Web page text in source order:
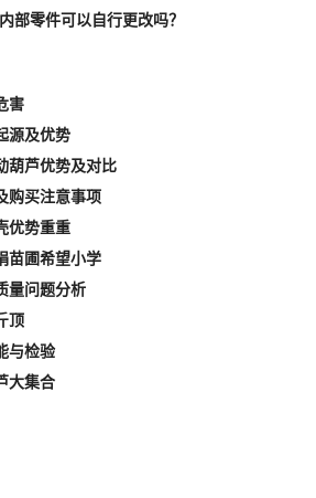
部零件可以自行更改吗？
害
源及优势
葫芦优势及对比
购买注意事项
优势重重
苗圃希望小学
量问题分析
顶
与检验
大集合